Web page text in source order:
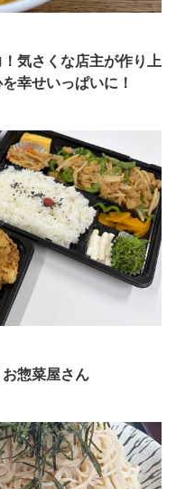
気さくな店主が作り上
幸せいっぱいに！
惣菜屋さん